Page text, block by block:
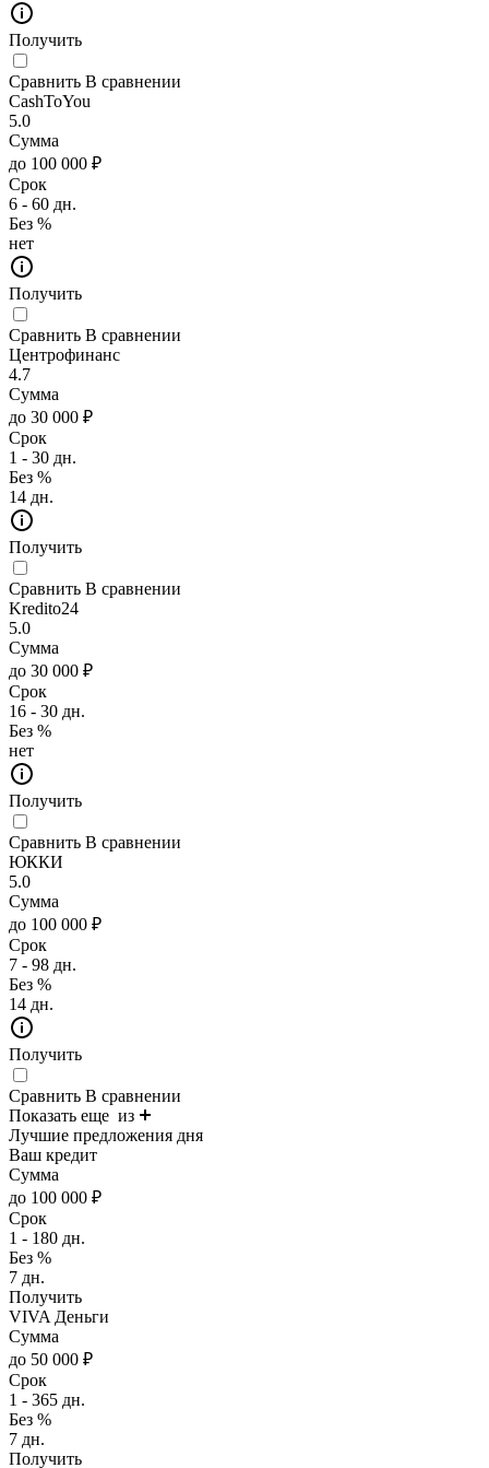
Получить
Сравнить В сравнении
CashToYou
5.0
Сумма
до 100 000 ₽
Срок
6 - 60 дн.
Без %
нет
Получить
Сравнить В сравнении
Центрофинанс
4.7
Сумма
до 30 000 ₽
Срок
1 - 30 дн.
Без %
14 дн.
Получить
Сравнить В сравнении
Kredito24
5.0
Сумма
до 30 000 ₽
Срок
16 - 30 дн.
Без %
нет
Получить
Сравнить В сравнении
ЮККИ
5.0
Сумма
до 100 000 ₽
Срок
7 - 98 дн.
Без %
14 дн.
Получить
Сравнить В сравнении
Показать еще из
Лучшие предложения дня
Ваш кредит
Сумма
до 100 000 ₽
Срок
1 - 180 дн.
Без %
7 дн.
Получить
VIVA Деньги
Сумма
до 50 000 ₽
Срок
1 - 365 дн.
Без %
7 дн.
Получить